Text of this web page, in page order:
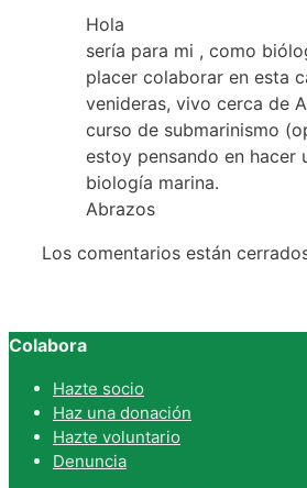
Hola
sería para mi , como
placer colaborar en esta
venideras, vivo cerca de
curso de submarinismo
estoy pensando en hacer
biología marina.
Abrazos
Los comentarios están
Colabora
Hazte socio
Haz una donación
Hazte voluntario
Denuncia